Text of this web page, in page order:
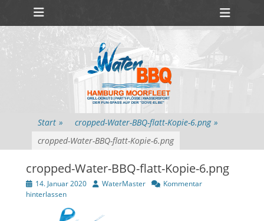
Primäres Menü
Zum
Inhalt
springen
Start » cropped-Water-BBQ-flatt-Kopie-6.png »
cropped-Water-BBQ-flatt-Kopie-6.png
cropped-Water-BBQ-flatt-Kopie-6.png
Veröffentlicht
am
14. Januar 2020 AutorWaterMaster
Kommentar
hinterlassen